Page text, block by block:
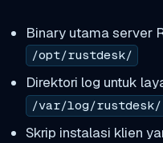
Binary utama server
/opt/rustdesk/
Direktori log untuk
/var/log/rustdesk/
Skrip instalasi klien